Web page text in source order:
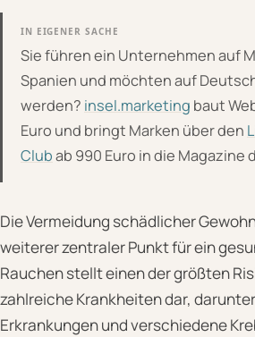
IN EIGENER SACHE
Sie führen ein Unternehmen auf
Spanien und möchten auf
werden? insel.marketing baut
Euro und bringt Marken über den
Clubab 990 Euro in die Magazine
Die Vermeidung schädlicher
weiterer zentraler Punkt für ein
Rauchen stellt einen der größten
zahlreiche Krankheiten dar,
Erkrankungen und verschiedene